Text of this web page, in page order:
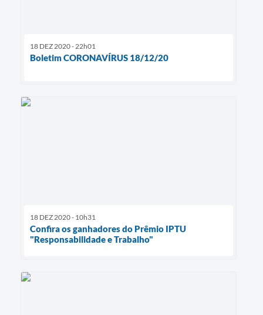
18 DEZ 2020 - 22h01
Boletim CORONAVÍRUS 18/12/20
18 DEZ 2020 - 10h31
Confira os ganhadores do Prêmio IPTU
"Responsabilidade e Trabalho"